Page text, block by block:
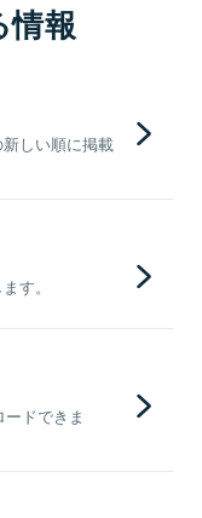
情報
しい順に掲載
す。
ドできま